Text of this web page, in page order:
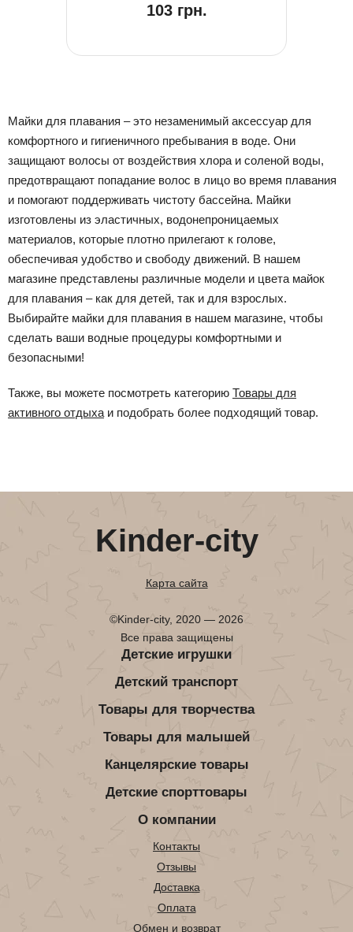
103 грн.
Майки для плавания – это незаменимый аксессуар для
комфортного и гигиеничного пребывания в воде. Они
защищают волосы от воздействия хлора и соленой воды,
предотвращают попадание волос в лицо во время плавания
и помогают поддерживать чистоту бассейна. Майки
изготовлены из эластичных, водонепроницаемых
материалов, которые плотно прилегают к голове,
обеспечивая удобство и свободу движений. В нашем
магазине представлены различные модели и цвета майок
для плавания – как для детей, так и для взрослых.
Выбирайте майки для плавания в нашем магазине, чтобы
сделать ваши водные процедуры комфортными и
безопасными!
Также, вы можете посмотреть категорию Товары для
активного отдыха и подобрать более подходящий товар.
Kinder-city
Карта сайта
©Kinder-city, 2020 — 2026
Все права защищены
Детские игрушки
Детский транспорт
Товары для творчества
Товары для малышей
Канцелярские товары
Детские спорттовары
О компании
Контакты
Отзывы
Доставка
Оплата
Обмен и возврат